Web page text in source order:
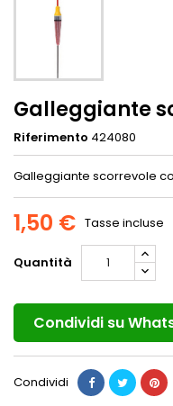
Galleggiante
Riferimento 424080
Galleggiante scorrevole
1,50 € Tasse incluse
Quantità
Condividi su
Condividi